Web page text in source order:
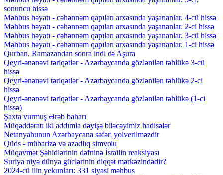
sonuncu hissə
Məhbus həyatı - cəhənnəm qapıları arxasında yaşananlar. 4-cü hissə
Məhbus həyatı - cəhənnəm qapıları arxasında yaşananlar. 2-ci hissə
Məhbus həyatı - cəhənnəm qapıları arxasında yaşananlar. 3-cü hissə
Məhbus həyatı - cəhənnəm qapıları arxasında yaşananlar. 1-ci hissə
Qurban, Ramazandan sonra indi də Aşura
Qeyri-ənənəvi təriqətlər - Azərbaycanda gözlənilən təhlükə 3-cü
hissə
Qeyri-ənənəvi təriqətlər - Azərbaycanda gözlənilən təhlükə 2-ci
hissə
Qeyri-ənənəvi təriqətlər - Azərbaycanda gözlənilən təhlükə (1-ci
hissə)
Şaxta vurmuş Ərəb baharı
Müqəddəratı iki addımla dəyişə biləcəyimiz hadisələr
Netanyahunun Azərbaycana səfəri yolverilməzdir
Qüds - mübarizə və azadlıq simvolu
Müqavmət Şəhidlərinin dəfninə İsrailin reaksiyası
Suriya niyə dünya güclərinin diqqət mərkəzindədir?
2024-cü ilin yekunları: 331 siyasi məhbus